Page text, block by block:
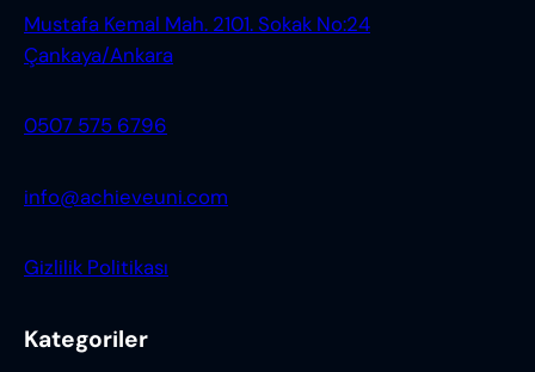
Mustafa Kemal Mah. 2101. Sokak No:24
Çankaya/Ankara
0507 575 6796
info@achieveuni.com
Gizlilik Politikası
Kategoriler